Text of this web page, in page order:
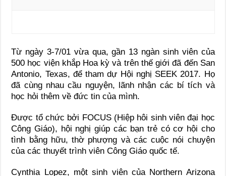
Từ ngày 3-7/01 vừa qua, gần 13 ngàn sinh viên của
500 học viện khắp Hoa kỳ và trên thế giới đã đến San
Antonio, Texas, để tham dự Hội nghị SEEK 2017. Họ
đã cùng nhau cầu nguyện, lãnh nhận các bí tích và
học hỏi thêm về đức tin của mình.
Được tổ chức bởi FOCUS (Hiệp hôi sinh viên đại học
Công Giáo), hội nghị giúp các bạn trẻ có cơ hội cho
tình bằng hữu, thờ phượng và các cuộc nói chuyện
của các thuyết trình viên Công Giáo quốc tế.
Cynthia Lopez, một sinh viên của Northern Arizona